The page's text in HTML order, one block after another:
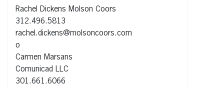
Rachel Dickens Molson Coors
312.496.5813
rachel.dickens@molsoncoors.com
o
Carmen Marsans
Comunicad LLC
301.661.6066